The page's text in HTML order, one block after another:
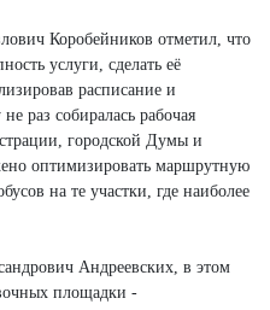
Коробейников отметил, что
услуги, сделать её
расписание и
раз собиралась рабочая
городской Думы и
оптимизировать маршрутную
на те участки, где наиболее
Андреевских, в этом
площадки -